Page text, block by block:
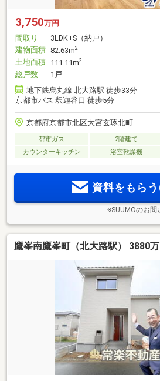
3,750万円
間取り
3LDK+S（納戸）
建物面積 82.63m2
土地面積 111.11m2
総戸数
1戸
地下鉄烏丸線 北大路駅 徒歩33分
京都市バス 釈迦谷口 徒歩5分
京都府京都市北区大宮玄琢北町
都市ガス 2階建て
カウンターキッチン
浴室乾燥機
資料をもら
※SUUMOのお
鷹峯南鷹峯町（北大路駅） 3880万